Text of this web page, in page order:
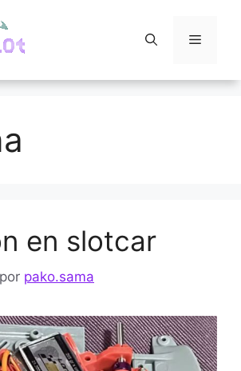
Menú
en slotcar
por pako.sama